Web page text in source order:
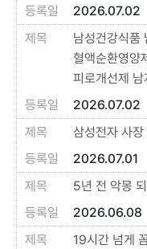
2026.07.02
남성건강식품
혈액순환영양
피로개선제
2026.07.02
삼성전자 사장
2026.07.01
5년 전 악몽
2026.06.08
19시간 넘게